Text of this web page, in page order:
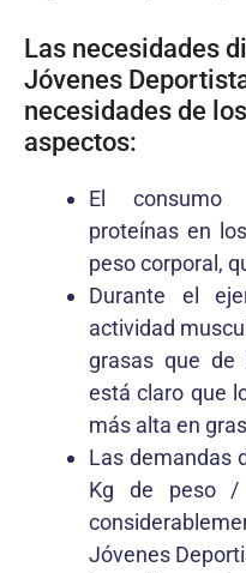
Las necesidades
Jóvenes
necesidades de
aspectos:
El consumo
proteínas en
peso corporal,
Durante el
actividad
grasas que de
está claro que
más alta en
Las demandas
Kg de peso /
Jóvenes